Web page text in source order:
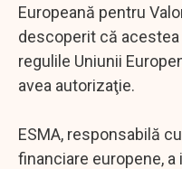
Europeană pentru
descoperit că
regulile Uniunii
avea autorizaţie.
ESMA, responsabilă
financiare europene,